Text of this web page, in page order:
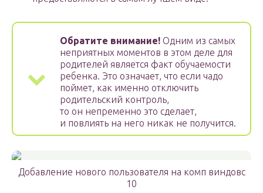
Обратите внимание! Одним из самых
неприятных моментов в этом деле для
родителей является факт обучаемости
ребенка. Это означает, что если чадо
поймет, как именно отключить
родительский контроль,
то он непременно это сделает,
и повлиять на него никак не получится.
Добавление нового пользователя на комп виндовс
10